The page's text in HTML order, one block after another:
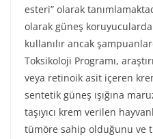
esteri” olarak
olarak güneş
kullanılır ancak
Toksikoloji Programı,
veya retinoik asit içeren
sentetik güneş ışığına
taşıyıcı krem ​​verilen
tümöre sahip olduğunu ve